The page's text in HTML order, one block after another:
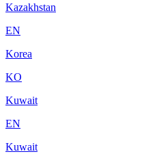
Kazakhstan
EN
Korea
KO
Kuwait
EN
Kuwait